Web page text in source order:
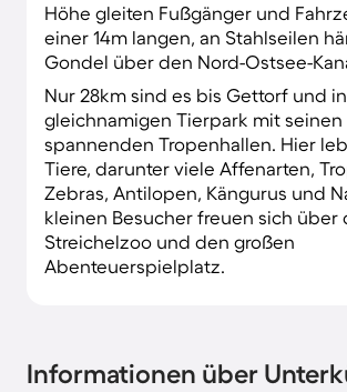
Höhe gleiten Fußgänger und
einer 14m langen, an Stahlseilen
Gondel über den Nord-Ostsee-
Nur 28km sind es bis Gettorf und
gleichnamigen Tierpark mit
spannenden Tropenhallen. Hier
Tiere, darunter viele Affenarten,
Zebras, Antilopen, Kängurus und
kleinen Besucher freuen sich über
Streichelzoo und den großen
Abenteuerspielplatz.
Informationen über